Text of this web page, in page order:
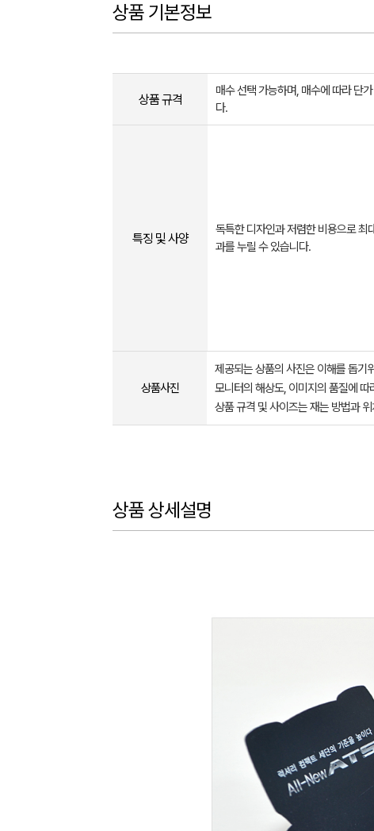
상품 기본정보
상품 규격
매수 선택 가능하며, 매수에 따라 단가
다.
특징 및 사양
독특한 디자인과 저렴한 비용으로 최
과를 누릴 수 있습니다.
상품사진
제공되는 상품의 사진은 이해를 돕기
모니터의 해상도, 이미지의 품질에
상품 규격 및 사이즈는 재는 방법과
상품 상세설명